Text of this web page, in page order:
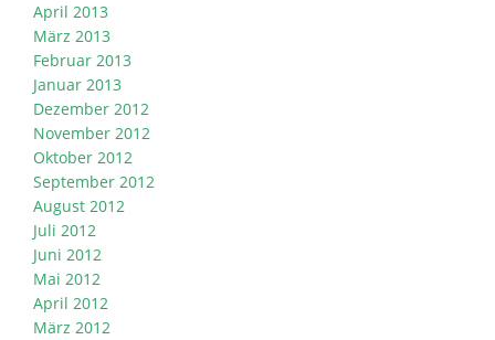
April 2013
März 2013
Februar 2013
Januar 2013
Dezember 2012
November 2012
Oktober 2012
September 2012
August 2012
Juli 2012
Juni 2012
Mai 2012
April 2012
März 2012